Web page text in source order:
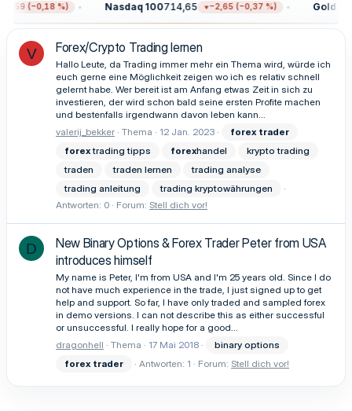
(−0,18 %) Nasdaq 100714,65 −2,65 (−0,37 %) Gold
V Forex/Crypto Trading lernen
Hallo Leute, da Trading immer mehr ein Thema wird, würde ich
euch gerne eine Möglichkeit zeigen wo ich es relativ schnell
gelernt habe. Wer bereit ist am Anfang etwas Zeit in sich zu
investieren, der wird schon bald seine ersten Profite machen
und bestenfalls irgendwann davon leben kann...
valerij_bekker Thema 12 Jan. 2023 forex trader
forextrading tipps forexhandel
krypto trading
traden
traden lernen
trading analyse
trading anleitung
trading kryptowährungen
Antworten: 0
Forum: Stell dich vor!
D
New Binary Options & Forex Trader Peter from USA
introduces himself
My name is Peter, I'm from USA and I'm 25 years old. Since I do
not have much experience in the trade, I just signed up to get
help and support. So far, I have only traded and sampled forex
in demo versions. I can not describe this as either successful
or unsuccessful. I really hope for a good...
dragonhell
Thema 17 Mai 2018
binary options
forex trader Antworten: 1 Forum: Stell dich vor!